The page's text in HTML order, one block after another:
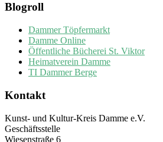
Blogroll
Dammer Töpfermarkt
Damme Online
Öffentliche Bücherei St. Viktor
Heimatverein Damme
TI Dammer Berge
Kontakt
Kunst- und Kultur-Kreis Damme e.V.
Geschäftsstelle
Wiesenstraße 6